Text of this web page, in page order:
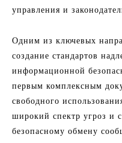
управления и
Одним из ключевых
создание стандартов
информационной
первым комплексным
свободного
широкий спектр угроз и
безопасному обмену